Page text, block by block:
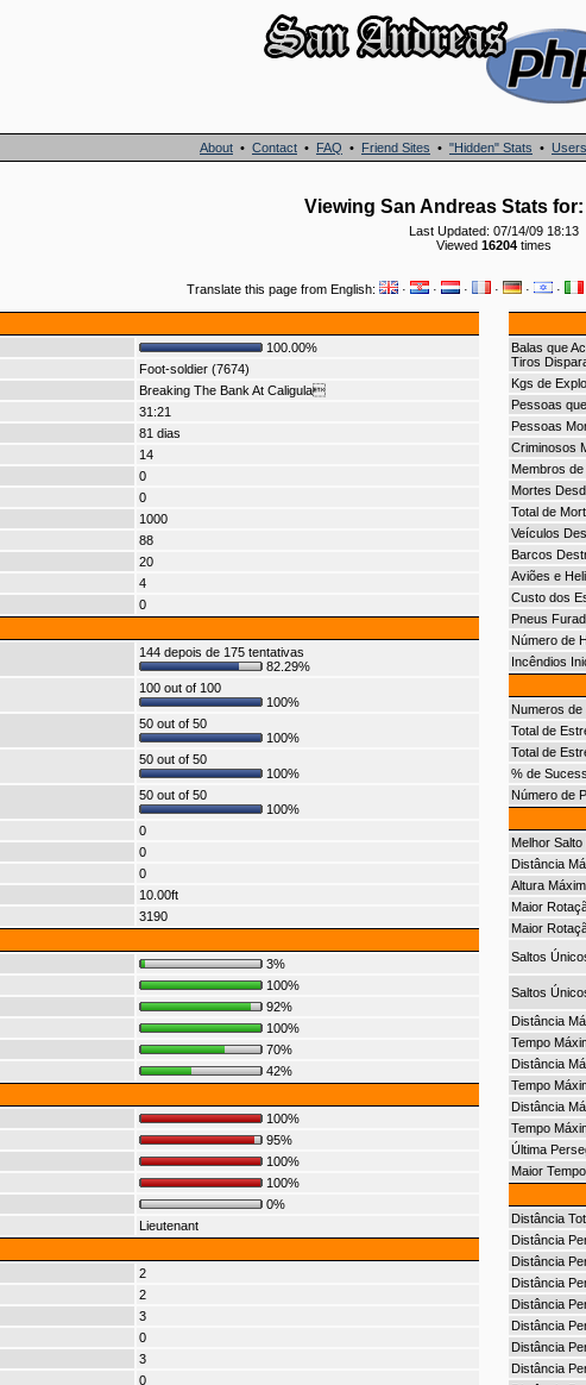
About • Contact • FAQ • Friend Sites • "Hidden" Stats • Users
Viewing San Andreas Stats
Last Updated: 07/14/09 18:13
Viewed 16204times
Translate this page from English: · · · · · ·
100.00%
Foot-soldier (7674)
Breaking The Bank At Caligula
31:21
81 dias
14
0
0
1000
88
20
4
0
144 depois de 175 tentativas
82.29%
100 out of 100
100%
50 out of 50
100%
50 out of 50
100%
50 out of 50
100%
0
0
0
10.00ft
3190
3%
100%
92%
100%
70%
42%
100%
95%
100%
100%
0%
Lieutenant
2
2
3
0
3
0
Balas que
Tiros
Kgs de
Pessoas
Pessoas
Criminosos
Membros
Mortes
Total de
Veículos
Barcos
Aviões e
Custo dos
Pneus
Número de
Incêndios
Numeros de
Total de
Total de
% de
Número de
Melhor
Distância
Altura
Maior
Maior
Saltos
Saltos
Distância
Tempo
Distância
Tempo
Distância
Tempo
Última
Maior
Distância
Distância
Distância
Distância
Distância
Distância
Distância
Distância